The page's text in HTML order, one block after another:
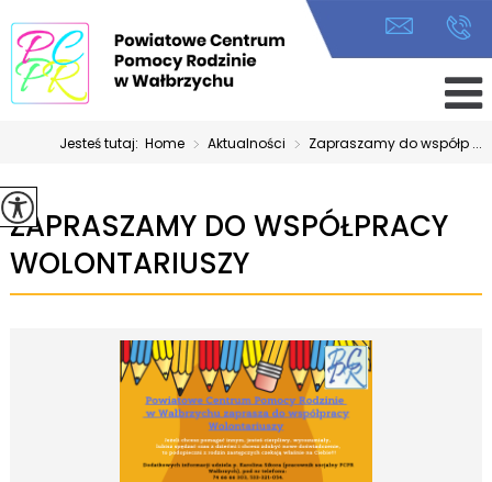
Jesteś tutaj:Home > Aktualności > Zapraszamy do współp ...
ZAPRASZAMY DO WSPÓŁPRACY
WOLONTARIUSZY